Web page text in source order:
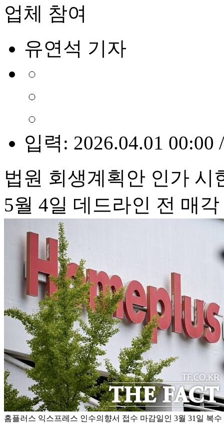
업체 참여
유연석 기자
입력: 2026.04.01 00:00
법원 회생계획안 인가 시
5월 4일 데드라인 전 매
홈플러스 익스프레스 인수의향서 접수 마감일인 3월 31일 복